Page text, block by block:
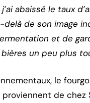
abaissé le taux
de son image
et de
un peu plus
le
de